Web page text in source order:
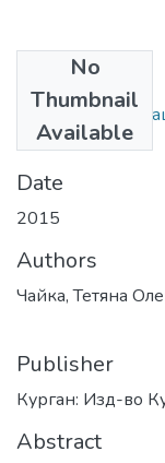
No
Thumbnail
Available
KB)
Date
2015
Authors
Чайка, Тетяна
Publisher
Курган: Изд-во
Abstract